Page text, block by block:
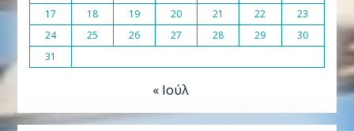
17
18 19 20 21 22
23
24
25 26 27 28 29
30
31
« Ιούλ